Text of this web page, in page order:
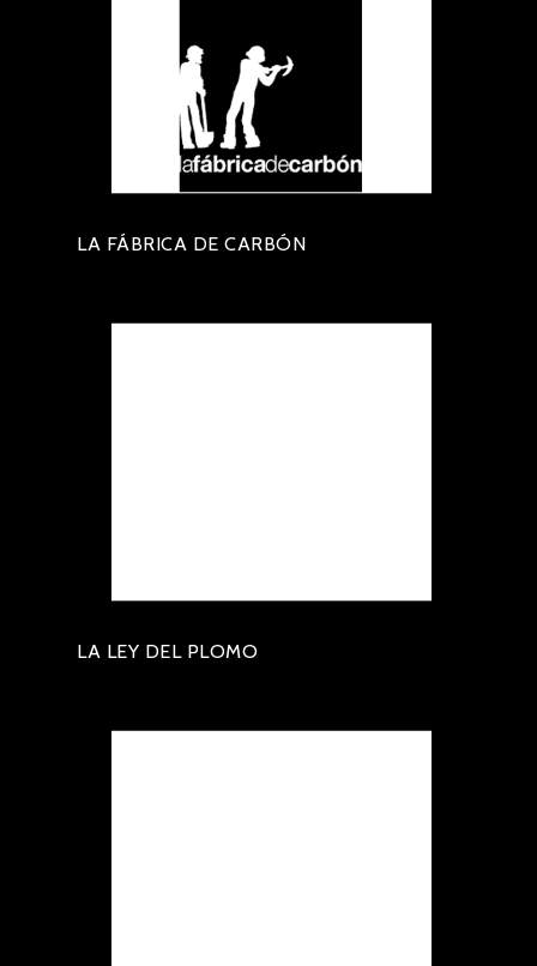
LA FÁBRICA DE CARBÓN
LA LEY DEL PLOMO